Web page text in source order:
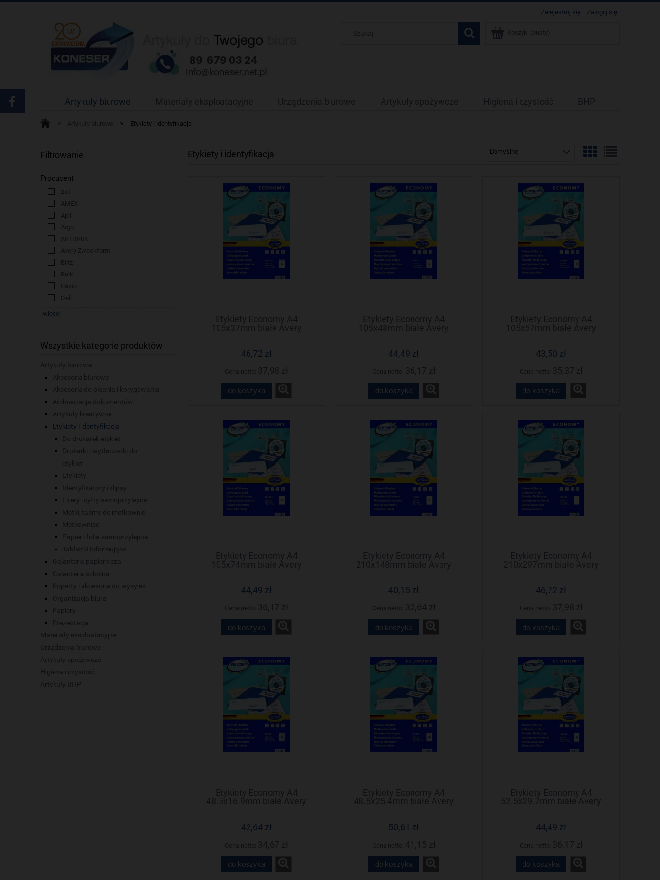
Zarejestruj się Zaloguj się
Koszyk: (pusty)
Artykuły biurowe Materiały eksploatacyjne Urządzenia biurowe Artykuły spożywcze Higiena i czystość BHP
Artykuły biurowe » Etykiety i identyfikacja
Filtrowanie
Producent
2x3
AMEX
Apli
Argo
ARTDRUK
Avery Zweckform
Blitz
Bulk
Casio
Deli
więcej
Wszystkie kategorie produktów
Artykuły biurowe
Akcesoria biurowe
Akcesoria do pisania i korygowania
Archiwizacja dokumentów
Artykuły kreatywne
Etykiety i identyfikacja
Do drukarek etykiet
Drukarki i wytłaczarki do
etykiet
Etykiety
Identyfikatory i klipsy
Litery i cyfry samoprzylepne
Metki, taśmy do metkownic
Metkownice
Papier i folia samoprzylepna
Tabliczki informujące
Galanteria papiernicza
Galanteria szkolna
Koperty i akcesoria do wysyłek
Organizacja biura
Papiery
Prezentacja
Materiały eksploatacyjne
Urządzenia biurowe
Artykuły spożywcze
Higiena i czystość
Artykuły BHP
Etykiety i identyfikacja
Etykiety Economy A4
105x37mm białe Avery
46,72 zł
do koszyka
Etykiety Economy A4
105x48mm białe Avery
44,49 zł
do koszyka
Etykiety Economy A4
105x57mm białe Avery
43,50 zł
do koszyka
Etykiety Economy A4
105x74mm białe Avery
44,49 zł
do koszyka
Etykiety Economy A4
210x148mm białe Avery
40,15 zł
do koszyka
Etykiety Economy A4
210x297mm białe Avery
46,72 zł
do koszyka
Etykiety Economy A4
48.5x16.9mm białe Avery
42,64 zł
do koszyka
Etykiety Economy A4
48.5x25.4mm białe Avery
50,61 zł
do koszyka
Etykiety Economy A4
52.5x29.7mm białe Avery
44,49 zł
do koszyka